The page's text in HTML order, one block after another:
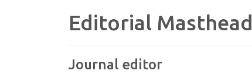
Editorial Masthead
Journal editor